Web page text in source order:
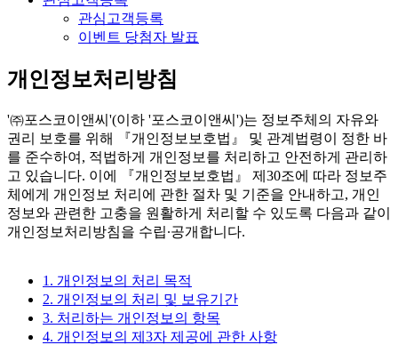
관심고객등록
이벤트 당첨자 발표
개인정보처리방침
'㈜포스코이앤씨'(이하 '포스코이앤씨')는 정보주체의 자유와
권리 보호를 위해 『개인정보보호법』 및 관계법령이 정한 바
를 준수하여, 적법하게 개인정보를 처리하고 안전하게 관리하
고 있습니다. 이에 『개인정보보호법』 제30조에 따라 정보주
체에게 개인정보 처리에 관한 절차 및 기준을 안내하고, 개인
정보와 관련한 고충을 원활하게 처리할 수 있도록 다음과 같이
개인정보처리방침을 수립∙공개합니다.
1. 개인정보의 처리 목적
2. 개인정보의 처리 및 보유기간
3. 처리하는 개인정보의 항목
4. 개인정보의 제3자 제공에 관한 사항